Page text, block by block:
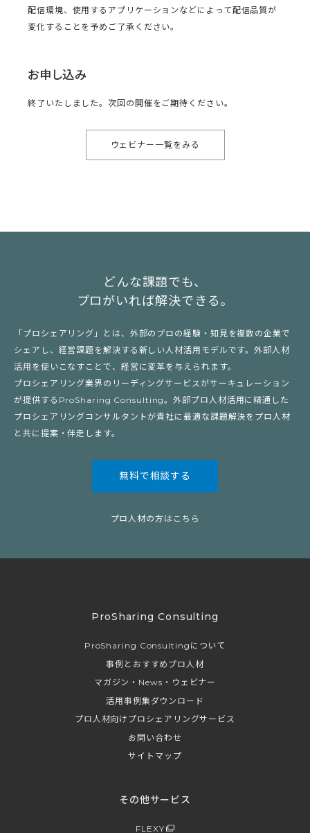
配信環境、使用するアプリケーションなどによって配信品質が
変化することを予めご了承ください。
お申し込み
終了いたしました。次回の開催をご期待ください。
ウェビナー一覧をみる
どんな課題でも、
プロがいれば解決できる。
「プロシェアリング」とは、外部のプロの経験・知見を複数の企業で
シェアし、経営課題を解決する新しい人材活用モデルです。外部人材
活用を使いこなすことで、経営に変革を与えられます。
プロシェアリング業界のリーディングサービスがサーキュレーション
が提供するProSharing Consulting。外部プロ人材活用に精通した
プロシェアリングコンサルタントが貴社に最適な課題解決をプロ人材
と共に提案・伴走します。
無料で相談する
プロ人材の方はこちら
ProSharing Consulting
ProSharing Consultingについて
事例とおすすめプロ人材
マガジン・News・ウェビナー
活用事例集ダウンロード
プロ人材向けプロシェアリングサービス
お問い合わせ
サイトマップ
その他サービス
FLEXY